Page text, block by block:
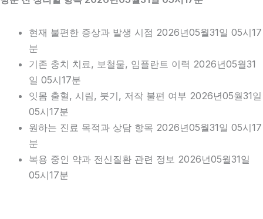
현재 불편한 증상과 발생 시점 2026년05월31일 05시17
분
기존 충치 치료, 보철물, 임플란트 이력 2026년05월31
일 05시17분
잇몸 출혈, 시림, 붓기, 저작 불편 여부 2026년05월31일
05시17분
원하는 진료 목적과 상담 항목 2026년05월31일 05시17
분
복용 중인 약과 전신질환 관련 정보 2026년05월31일
05시17분